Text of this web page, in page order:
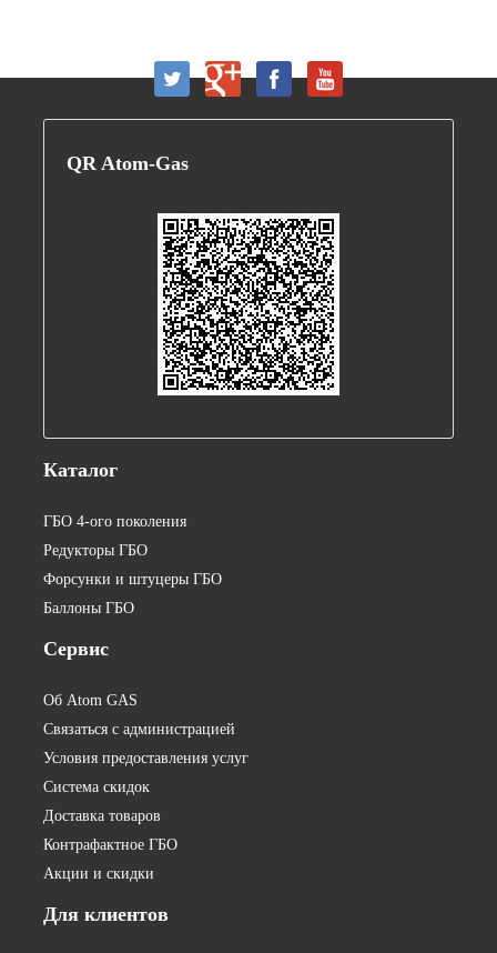
QR Atom-Gas
Каталог
ГБО 4-ого поколения
Редукторы ГБО
Форсунки и штуцеры ГБО
Баллоны ГБО
Сервис
Об Atom GAS
Связаться с администрацией
Условия предоставления услуг
Система скидок
Доставка товаров
Контрафактное ГБО
Акции и скидки
Для клиентов